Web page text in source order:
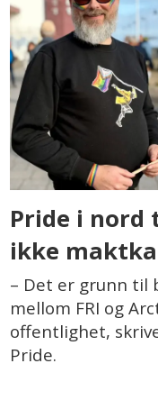
Pride i nord
ikke
– Det er grunn til
mellom FRI og
offentlighet,
Pride.